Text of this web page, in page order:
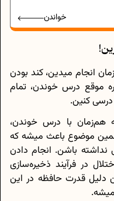
خواندن
انجام میدین، کند بودن
موقع درس خوندن، تمام
کنین.
هم‌زمان با درس خوندن،
موضوع باعث میشه که
نداشته باشن. انجام دادن
در فرآیند ذخیره‌سازی
دلیل قدرت حافظه در این